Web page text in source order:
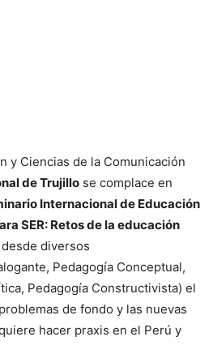
y Ciencias de la Comunicación
de Trujillo se complace en
Internacional de Educación
SER: Retos de la educación
diversos
Pedagogía Conceptual,
Pedagogía Constructivista) el
de fondo y las nuevas
hacer praxis en el Perú y